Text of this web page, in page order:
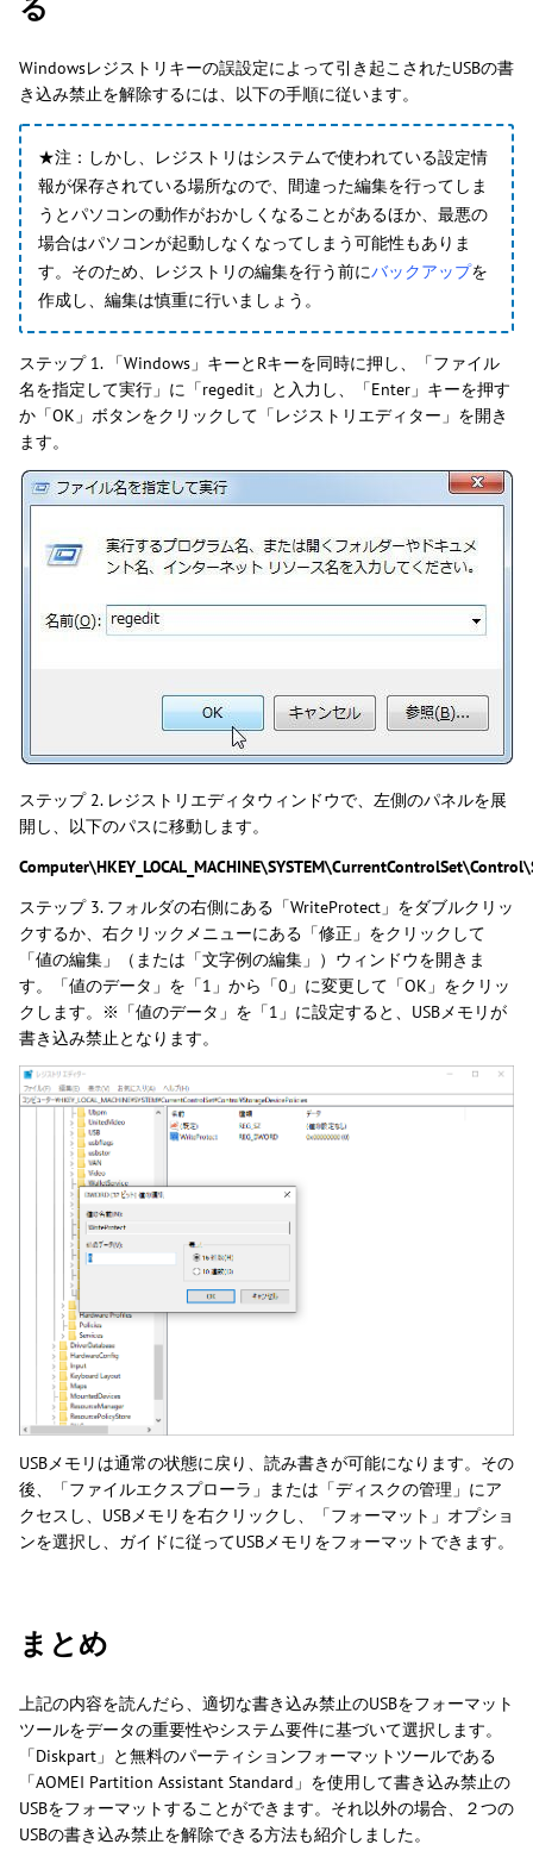
る
Windowsレジストリキーの誤設定によって引き起こされたUSBの書
き込み禁止を解除するには、以下の手順に従います。
★注：しかし、レジストリはシステムで使われている設定情
報が保存されている場所なので、間違った編集を行ってしま
うとパソコンの動作がおかしくなることがあるほか、最悪の
場合はパソコンが起動しなくなってしまう可能性もありま
す。そのため、レジストリの編集を行う前にバックアップを
作成し、編集は慎重に行いましょう。
ステップ 1. 「Windows」キーとRキーを同時に押し、「ファイル
名を指定して実行」に「regedit」と入力し、「Enter」キーを押す
か「OK」ボタンをクリックして「レジストリエディター」を開き
ます。
ステップ 2. レジストリエディタウィンドウで、左側のパネルを展
開し、以下のパスに移動します。
ステップ 3. フォルダの右側にある「WriteProtect」をダブルクリッ
クするか、右クリックメニューにある「修正」をクリックして
「値の編集」（または「文字例の編集」）ウィンドウを開きま
す。「値のデータ」を「1」から「0」に変更して「OK」をクリッ
クします。※「値のデータ」を「1」に設定すると、USBメモリが
書き込み禁止となります。
USBメモリは通常の状態に戻り、読み書きが可能になります。その
後、「ファイルエクスプローラ」または「ディスクの管理」にア
クセスし、USBメモリを右クリックし、「フォーマット」オプショ
ンを選択し、ガイドに従ってUSBメモリをフォーマットできます。
まとめ
上記の内容を読んだら、適切な書き込み禁止のUSBをフォーマット
ツールをデータの重要性やシステム要件に基づいて選択します。
「Diskpart」と無料のパーティションフォーマットツールである
「AOMEI Partition Assistant Standard」を使用して書き込み禁止の
USBをフォーマットすることができます。それ以外の場合、２つの
USBの書き込み禁止を解除できる方法も紹介しました。